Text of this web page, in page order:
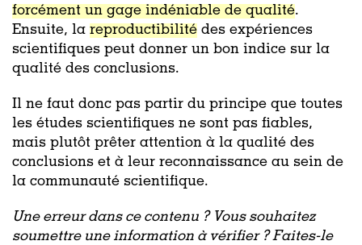
forcément un gage indéniable de qualité.
Ensuite, la reproductibilité des expériences
scientifiques peut donner un bon indice sur la
qualité des conclusions.
Il ne faut donc pas partir du principe que toutes
les études scientifiques ne sont pas fiables,
mais plutôt prêter attention à la qualité des
conclusions et à leur reconnaissance au sein de
la communauté scientifique.
Une erreur dans ce contenu ? Vous souhaitez
soumettre une information à vérifier ? Faites-le